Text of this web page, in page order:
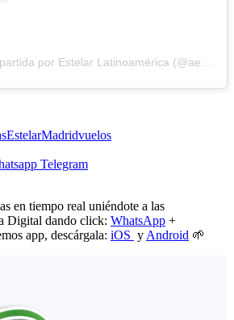
EstelarMadridvuelos
Telegram
en tiempo real uniéndote a las
Digital dando click: WhatsApp +
app, descárgala: iOS y Android 🌱